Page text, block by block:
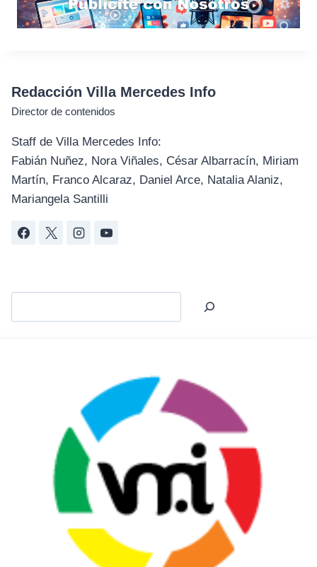
Redacción Villa Mercedes Info
Director de contenidos
Staff de Villa Mercedes Info:
Fabián Nuñez, Nora Viñales, César Albarracín, Miriam
Martín, Franco Alcaraz, Daniel Arce, Natalia Alaniz,
Mariangela Santilli